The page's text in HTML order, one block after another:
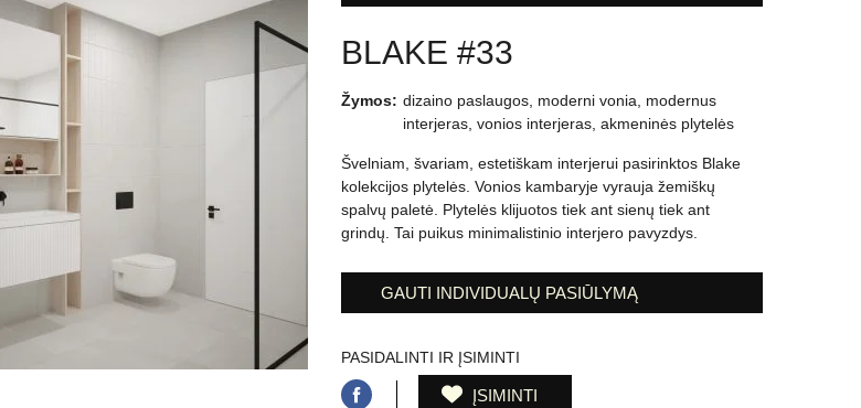
BLAKE #33
Žymos: dizaino paslaugos, moderni vonia
modernus
interjeras, vonios interjeras, akmeninės plytelės
Švelniam, švariam, estetiškam interjerui pasirinktos Blake
kolekcijos plytelės. Vonios kambaryje vyrauja žemiškų
spalvų paletė. Plytelės klijuotos tiek ant sienų tiek ant
grindų. Tai puikus minimalistinio interjero pavyzdys.
GAUTI INDIVIDUALŲ PASIŪLYMĄ
PASIDALINTI IR ĮSIMINTI
ĮSIMINTI